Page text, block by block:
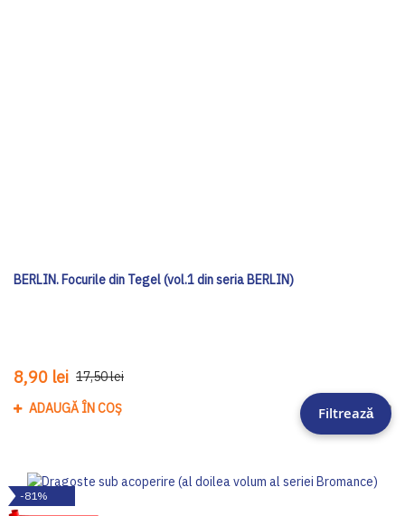
BERLIN. Focurile din Tegel (vol.1 din seria BERLIN)
8,90 lei 17,50 lei
ADAUGĂ ÎN COȘ
-81%
Filtrează